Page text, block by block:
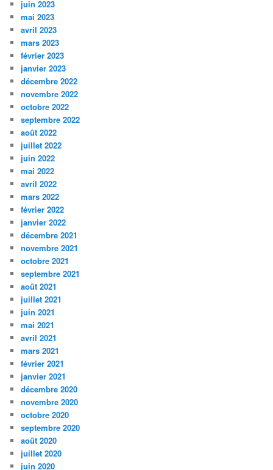
juin 2023
mai 2023
avril 2023
mars 2023
février 2023
janvier 2023
décembre 2022
novembre 2022
octobre 2022
septembre 2022
août 2022
juillet 2022
juin 2022
mai 2022
avril 2022
mars 2022
février 2022
janvier 2022
décembre 2021
novembre 2021
octobre 2021
septembre 2021
août 2021
juillet 2021
juin 2021
mai 2021
avril 2021
mars 2021
février 2021
janvier 2021
décembre 2020
novembre 2020
octobre 2020
septembre 2020
août 2020
juillet 2020
juin 2020